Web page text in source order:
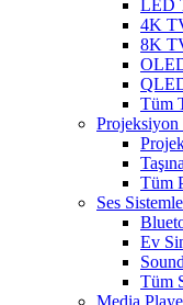
LED
4K
8K
Tüm
Projeksiyon
Tüm
Ses
Ev
Tüm
Media